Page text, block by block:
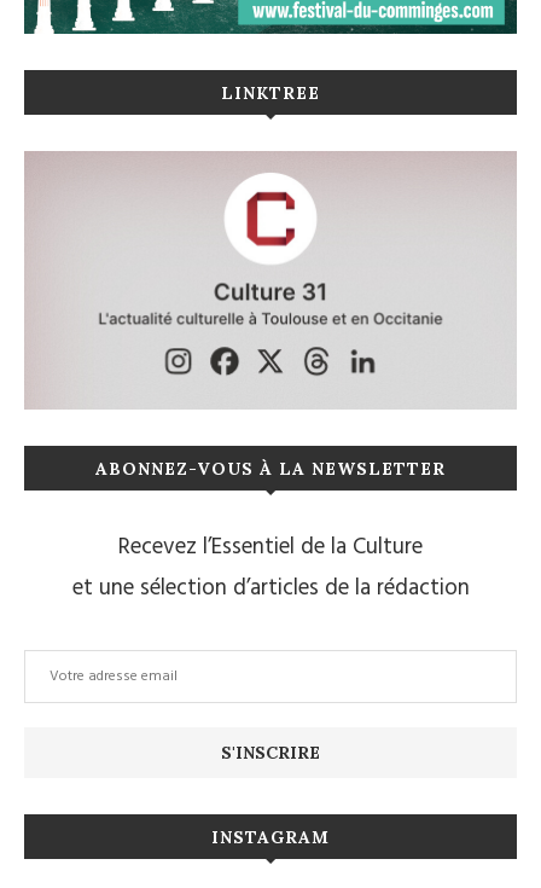
LINKTREE
ABONNEZ-VOUS À LA NEWSLETTER
Recevez l’Essentiel de la Culture
et une sélection d’articles de la rédaction
INSTAGRAM